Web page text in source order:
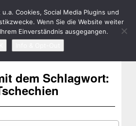
Toggle
navigation
dem Schlagwort:
Cookies, Social Media Plugins und
Wenn Sie die Website weiter
Einverständnis ausgegangen.